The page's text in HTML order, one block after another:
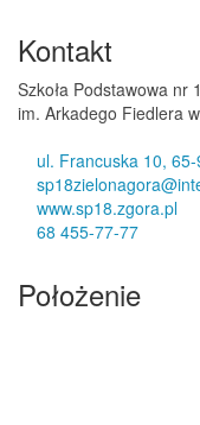
Kontakt
Szkoła Podstawowa nr
im. Arkadego Fiedlera
ul. Francuska 10, 65-
www.sp18.zgora.pl
68 455-77-77
Położenie